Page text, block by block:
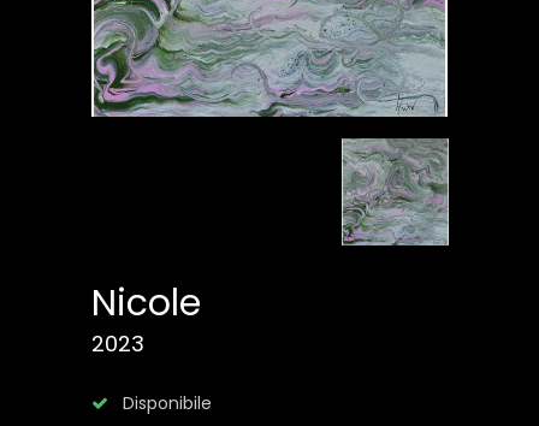
Nicole
2023
Disponibile